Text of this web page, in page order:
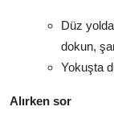
Düz
dokun,
Yokuşta
Alırken sor